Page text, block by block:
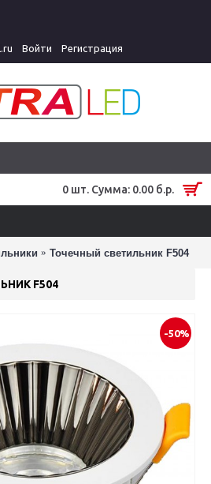
Войти Регистрация
0 шт. Сумма: 0.00 б.р.
Точечный светильник F504
F504
-50%